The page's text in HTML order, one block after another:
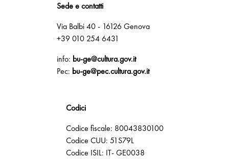
Sede e contatti
Via Balbi 40 - 16126 Genova
+39 010 254 6431
info: bu-ge@cultura.gov.it
Pec: bu-ge@pec.cultura.gov.it
Codici
Codice fiscale: 80043830100
Codice CUU: 51S79L
Codice ISIL: IT- GE0038